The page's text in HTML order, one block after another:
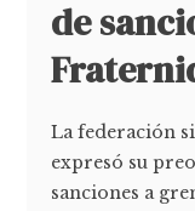
de
La federación
expresó su
sanciones a